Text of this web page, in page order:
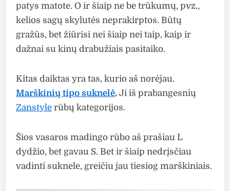
patys matote. O ir šiaip ne be trūkumų, pvz.,
kelios sagų skylutės neprakirptos. Būtų
gražūs, bet žiūrisi nei šiaip nei taip, kaip ir
dažnai su kinų drabužiais pasitaiko.
Kitas daiktas yra tas, kurio aš norėjau.
Marškinių tipo suknelė.Ji iš prabangesnių
Zanstyle rūbų kategorijos.
Šios vasaros madingo rūbo aš prašiau L
dydžio, bet gavau S. Bet ir šiaip nedrįsčiau
vadinti suknele, greičiu jau tiesiog marškiniais.